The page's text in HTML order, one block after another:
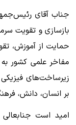
جناب آقای
بازسازی و تقویت
حمایت از آموزش،
مفاخر علمی کشور
زیرساخت‌های
بر انسان، دانش،
امید است